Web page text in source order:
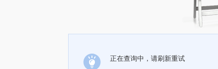
正在查询中，请刷新重试